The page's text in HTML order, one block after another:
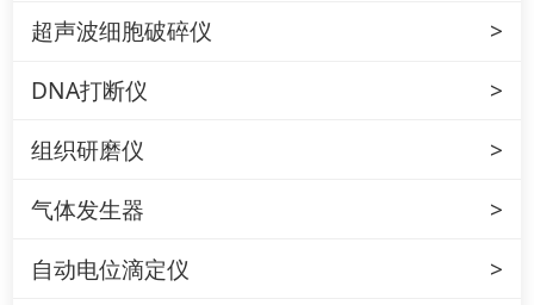
超声波细胞破碎仪
DNA打断仪
组织研磨仪
气体发生器
自动电位滴定仪